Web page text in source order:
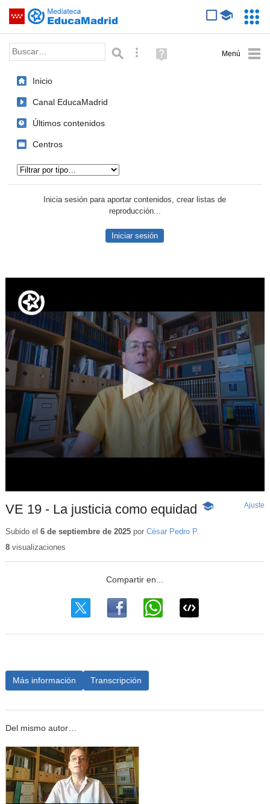
Saltar navegación
Palabra o frase: Búsqueda avanzada
Ayuda
(en
Inicio
Canal EducaMadrid
Últimos contenidos
Centros
Inicia sesión para aportar contenidos, crear listas de
reproducción...
Iniciar sesión
VE 19 - La justicia como equidad
-
Ajuste
Subido el 6 de septiembre de 2025por César Pedro P.
8visualizaciones
Más información Transcripción
Del mismo autor…